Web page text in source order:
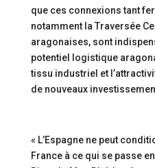
que ces connexions tant
notamment la Traversée
aragonaises, sont
potentiel logistique
tissu industriel et
de nouveaux
« L’Espagne ne peut
France à ce qui se passe